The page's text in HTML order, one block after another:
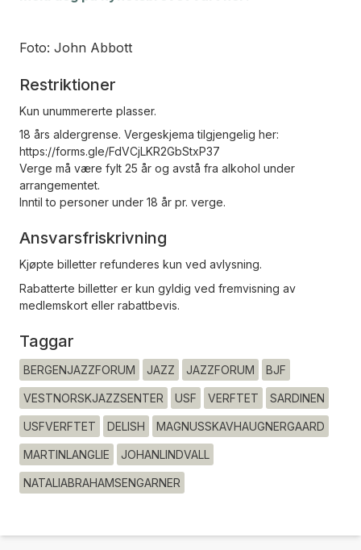
Foto: John Abbott
Restriktioner
Kun unummererte plasser.
18 års aldergrense. Vergeskjema tilgjengelig her:
https://forms.gle/FdVCjLKR2GbStxP37
Verge må være fylt 25 år og avstå fra alkohol under
arrangementet.
Inntil to personer under 18 år pr. verge.
Ansvarsfriskrivning
Kjøpte billetter refunderes kun ved avlysning.
Rabatterte billetter er kun gyldig ved fremvisning av
medlemskort eller rabattbevis.
Taggar
BERGENJAZZFORUM JAZZ JAZZFORUM BJF
VESTNORSKJAZZSENTER USF VERFTET SARDINEN
USFVERFTET DELISH MAGNUSSKAVHAUGNERGAARD
MARTINLANGLIE JOHANLINDVALL
NATALIABRAHAMSENGARNER